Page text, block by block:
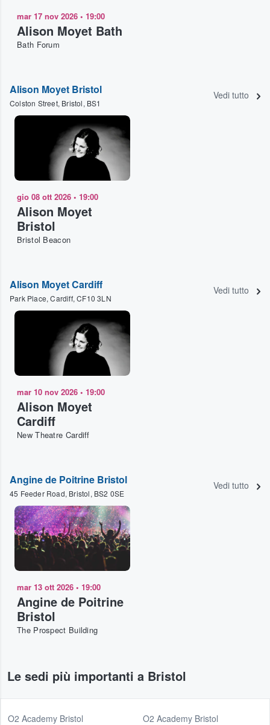
mar 17 nov 2026 • 19:00
Alison Moyet Bath
Bath Forum
Alison Moyet Bristol
Colston Street, Bristol, BS1
Vedi tutto
gio 08 ott 2026 • 19:00
Alison Moyet
Bristol
Bristol Beacon
Alison Moyet Cardiff
Park Place, Cardiff, CF10 3LN
Vedi tutto
mar 10 nov 2026 • 19:00
Alison Moyet
Cardiff
New Theatre Cardiff
Angine de Poitrine Bristol
45 Feeder Road, Bristol, BS2 0SE
Vedi tutto
mar 13 ott 2026 • 19:00
Angine de Poitrine
Bristol
The Prospect Building
Le sedi più importanti a Bristol
O2 Academy Bristol
O2 Academy Bristol